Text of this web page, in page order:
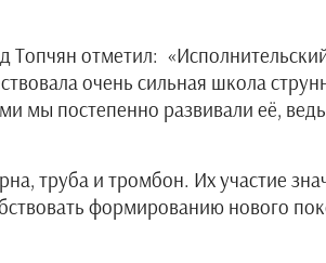
отметил:
очень сильная школа
мы постепенно развивали её,
труба и тромбон. Их участие
формированию нового